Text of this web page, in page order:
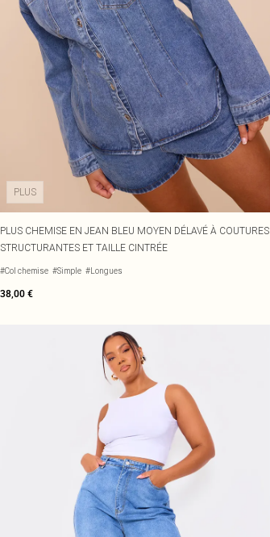
PLUS
PLUS CHEMISE EN JEAN BLEU MOYEN DÉLAVÉ À COUTURES
STRUCTURANTES ET TAILLE CINTRÉE
#Col chemise #Simple #Longues
38,00 €